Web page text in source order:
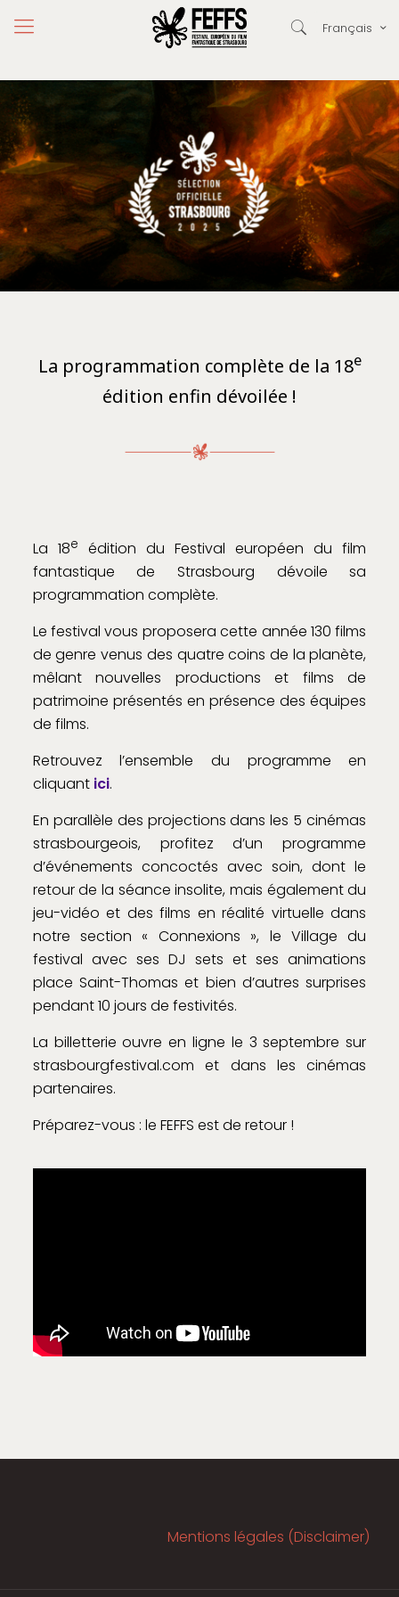
Français
La programmation complète de la 18e
édition enfin dévoilée !
La 18e
édition du Festival européen du film
fantastique de Strasbourg dévoile sa
programmation complète.
Le festival vous proposera cette année 130 films
de genre venus des quatre coins de la planète,
mêlant nouvelles productions et films de
patrimoine présentés en présence des équipes
de films.
Retrouvez l’ensemble du programme en
cliquant ici.
En parallèle des projections dans les 5 cinémas
strasbourgeois, profitez d’un programme
d’événements concoctés avec soin, dont le
retour de la séance insolite, mais également du
jeu-vidéo et des films en réalité virtuelle dans
notre section « Connexions », le Village du
festival avec ses DJ sets et ses animations
place Saint-Thomas et bien d’autres surprises
pendant 10 jours de festivités.
La billetterie ouvre en ligne le 3 septembre sur
strasbourgfestival.com et dans les cinémas
partenaires.
Préparez-vous : le FEFFS est de retour !
Mentions légales (Disclaimer)